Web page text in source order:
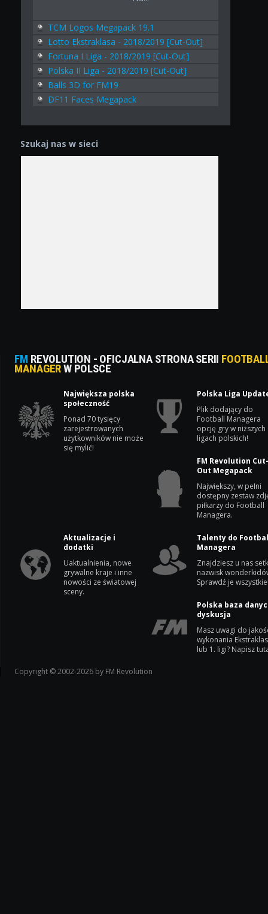
TCM Logos Megapack 19.1
Lotto Ekstraklasa - 2018/2019 [Cut-Out]
Fortuna I Liga - 2018/2019 [Cut-Out]
Polska II Liga - 2018/2019 [Cut-Out]
Balls 3D for FM19
DF11 Faces Megapack
Szukaj nas w sieci
FM REVOLUTION - OFICJALNA STRONA SERII
MANAGERW POLSCE
Największa polska
społeczność
Ponad 70 tysięcy
zarejestrowanych
użytkowników nie może
się mylić!
Polska Liga
Plik dodający do
Football Managera
opcję gry w niższych
ligach polskich!
FM Revolution
Out Megapack
Największy, w pełni
dostępny zestaw
piłkarzy do Football
Managera.
Aktualizacje i
dodatki
Uaktualnienia, nowe
grywalne kraje i inne
nowości ze światowej
sceny.
Talenty do
Managera
Znajdziesz u nas
nazwisk
Sprawdź je
Polska baza
dyskusja
Masz uwagi do
wykonania
lub 1. ligi? Napisz
Copyright © 2002-2026 by FM Revolution